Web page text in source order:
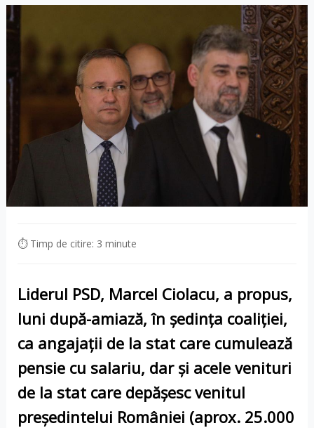
⏱ Timp de citire: 3 minute
Liderul PSD, Marcel Ciolacu, a propus,
luni după-amiază, în ședința coaliției,
ca angajații de la stat care cumulează
pensie cu salariu, dar și acele venituri
de la stat care depășesc venitul
președintelui României (aprox. 25.000